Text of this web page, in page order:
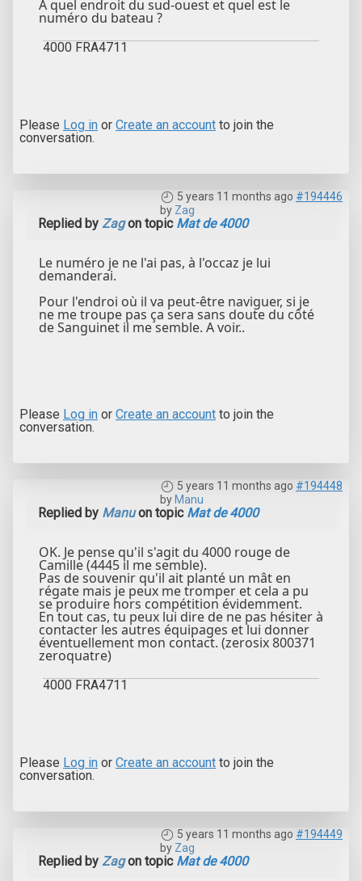
À quel endroit du sud-ouest et quel est le
numéro du bateau ?
4000 FRA4711
Please Log in or Create an account to join the
conversation.
5 years 11 months ago #194446
by Zag
Replied by Zagon topic Mat de 4000
Le numéro je ne l'ai pas, à l'occaz je lui
demanderai.
Pour l'endroi où il va peut-être naviguer, si je
ne me troupe pas ça sera sans doute du côté
de Sanguinet il me semble. A voir..
Please Log in or Create an account to join the
conversation.
5 years 11 months ago #194448
by Manu
Replied by Manuon topic Mat de 4000
OK. Je pense qu'il s'agit du 4000 rouge de
Camille (4445 il me semble).
Pas de souvenir qu'il ait planté un mât en
régate mais je peux me tromper et cela a pu
se produire hors compétition évidemment.
En tout cas, tu peux lui dire de ne pas hésiter à
contacter les autres équipages et lui donner
éventuellement mon contact. (zerosix 800371
zeroquatre)
4000 FRA4711
Please Log in or Create an account to join the
conversation.
5 years 11 months ago #194449
by Zag
Replied by Zagon topic Mat de 4000